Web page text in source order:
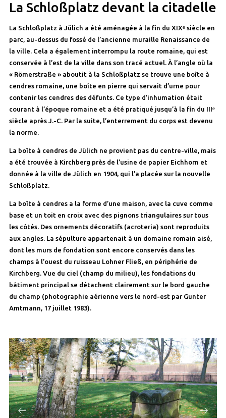
La Schloßplatz devant la citadelle
La Schloßplatz à Jülich a été aménagée à la fin du XIXᵉ siècle en
parc, au-dessus du fossé de l’ancienne muraille Renaissance de
la ville. Cela a également interrompu la route romaine, qui est
conservée à l’est de la ville dans son tracé actuel. À l’angle où la
« Römerstraße » aboutit à la Schloßplatz se trouve une boîte à
cendres romaine, une boîte en pierre qui servait d’urne pour
contenir les cendres des défunts. Ce type d’inhumation était
courant à l’époque romaine et a été pratiqué jusqu’à la fin du IIIᵉ
siècle après J.-C. Par la suite, l’enterrement du corps est devenu
la norme.
La boîte à cendres de Jülich ne provient pas du centre-ville, mais
a été trouvée à Kirchberg près de l’usine de papier Eichhorn et
donnée à la ville de Jülich en 1904, qui l’a placée sur la nouvelle
Schloßplatz.
La boîte à cendres a la forme d’une maison, avec la cuve comme
base et un toit en croix avec des pignons triangulaires sur tous
les côtés. Des ornements décoratifs (acroteria) sont reproduits
aux angles. La sépulture appartenait à un domaine romain aisé,
dont les murs de fondation sont encore conservés dans les
champs à l’ouest du ruisseau Lohner Fließ, en périphérie de
Kirchberg. Vue du ciel (champ du milieu), les fondations du
bâtiment principal se détachent clairement sur le bord gauche
du champ (photographie aérienne vers le nord-est par Gunter
Amtmann, 17 juillet 1983).